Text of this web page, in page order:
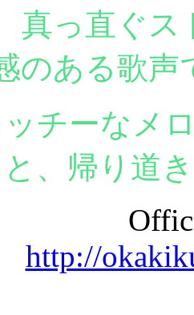
真っ直ぐス
のある歌声
チーなメ
、帰り道
http://